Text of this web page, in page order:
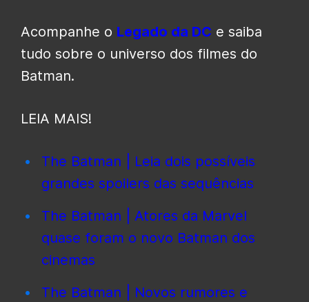
Acompanhe o Legado da DC e saiba
tudo sobre o universo dos filmes do
Batman.
LEIA MAIS!
The Batman | Leia dois possíveis
grandes spoilers das sequências
The Batman | Atores da Marvel
quase foram o novo Batman dos
cinemas
The Batman | Novos rumores e